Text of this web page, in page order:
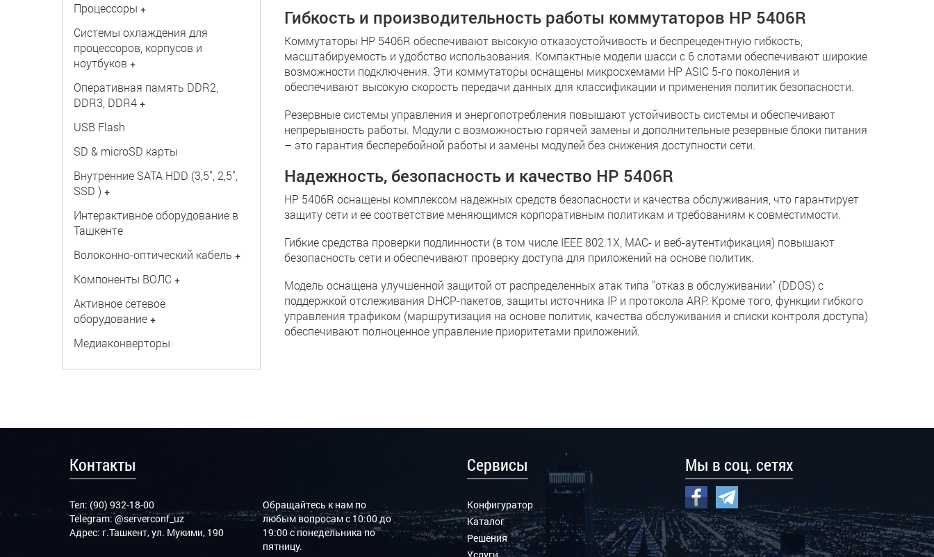
Процессоры +
Системы охлаждения для
процессоров, корпусов и
ноутбуков +
Оперативная память DDR2,
DDR3, DDR4 +
USB Flash
SD & microSD карты
Внутренние SATA HDD (3,5", 2,5",
SSD ) +
Интерактивное оборудование в
Ташкенте
Волоконно-оптический кабель +
Компоненты ВОЛС +
Активное сетевое
оборудование +
Медиаконверторы
Гибкость и производительность работы коммутаторов HP 5406R
Коммутаторы HP 5406R обеспечивают высокую отказоустойчивость и беспрецедентную гибкость,
масштабируемость и удобство использования. Компактные модели шасси с 6 слотами обеспечивают широкие
возможности подключения. Эти коммутаторы оснащены микросхемами HP ASIC 5-го поколения и
обеспечивают высокую скорость передачи данных для классификации и применения политик безопасности.
Резервные системы управления и энергопотребления повышают устойчивость системы и обеспечивают
непрерывность работы. Модули с возможностью горячей замены и дополнительные резервные блоки питания
– это гарантия бесперебойной работы и замены модулей без снижения доступности сети.
Надежность, безопасность и качество HP 5406R
HP 5406R оснащены комплексом надежных средств безопасности и качества обслуживания, что гарантирует
защиту сети и ее соответствие меняющимся корпоративным политикам и требованиям к совместимости.
Гибкие средства проверки подлинности (в том числе IEEE 802.1X, MAC- и веб-аутентификация) повышают
безопасность сети и обеспечивают проверку доступа для приложений на основе политик.
Модель оснащена улучшенной защитой от распределенных атак типа "отказ в обслуживании" (DDOS) с
поддержкой отслеживания DHCP-пакетов, защиты источника IP и протокола ARP. Кроме того, функции гибкого
управления трафиком (маршрутизация на основе политик, качества обслуживания и списки контроля доступа)
обеспечивают полноценное управление приоритетами приложений.
Контакты
Тел: (90) 932-18-00
Telegram:@serverconf_uz
Адрес: г.Ташкент, ул. Мукими, 190
Обращайтесь к нам по
любым вопросам с 10:00 до
19:00 с понедельника по
пятницу.
Сервисы
Конфигуратор
Каталог
Решения
Мы в соц. сетях